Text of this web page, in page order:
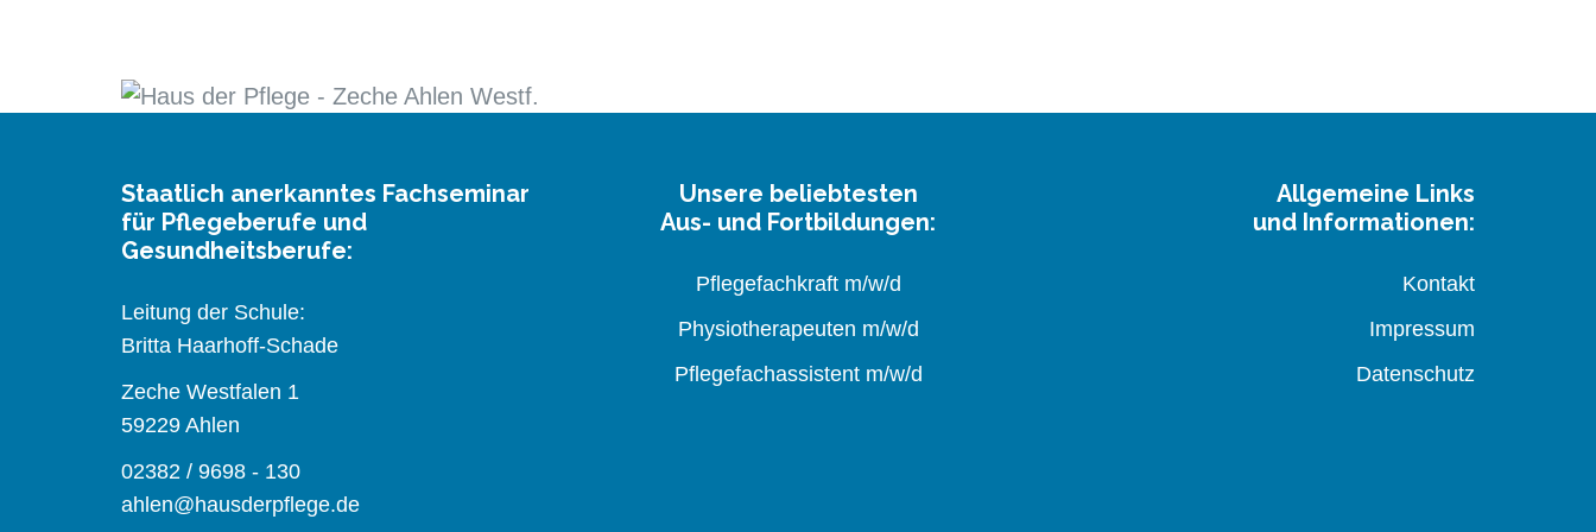
Staatlich anerkanntes Fachseminar
für Pflegeberufe und
Gesundheitsberufe:
Leitung der Schule:
Britta Haarhoff-Schade
Zeche Westfalen 1
59229 Ahlen
02382 / 9698 - 130
ahlen@hausderpflege.de
Unsere beliebtesten
Aus- und Fortbildungen:
Pflegefachkraft m/w/d
Physiotherapeuten m/w/d
Pflegefachassistent m/w/d
Allgemeine Links
und Informationen:
Kontakt
Impressum
Datenschutz